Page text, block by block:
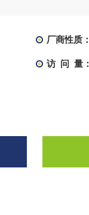
厂商性质：
访 问 量：